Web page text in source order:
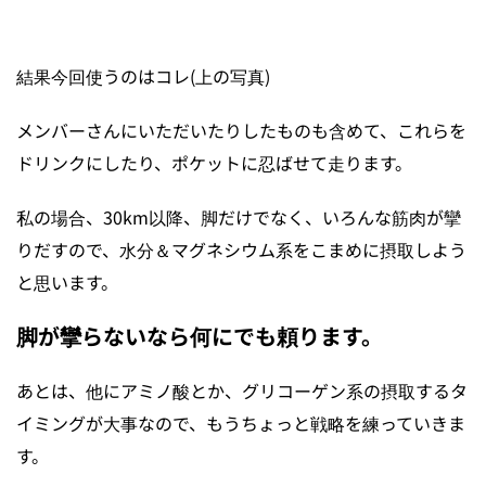
結果今回使うのはコレ(上の写真)
メンバーさんにいただいたりしたものも含めて、これらを
ドリンクにしたり、ポケットに忍ばせて走ります。
私の場合、30km以降、脚だけでなく、いろんな筋肉が攣
りだすので、水分＆マグネシウム系をこまめに摂取しよう
と思います。
脚が攣らないなら何にでも頼ります。
あとは、他にアミノ酸とか、グリコーゲン系の摂取するタ
イミングが大事なので、もうちょっと戦略を練っていきま
す。